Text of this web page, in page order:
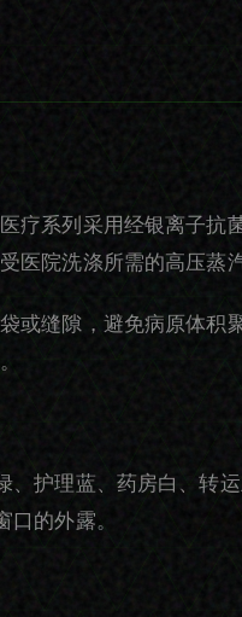
疗系列采用经银离子抗
医院洗涤所需的高压蒸
或缝隙，避免病原体积
护理蓝、药房白、转
的外露。